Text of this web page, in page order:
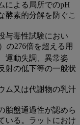
による局所でのpH
酵素的分解を防ぐこ
与毒性試験におい
の276倍を超える用
運動失調、異常姿
射の低下等の一般状
ム又は代謝物の乳汁
胎盤通過性が認めら
いる。ラットにおけ